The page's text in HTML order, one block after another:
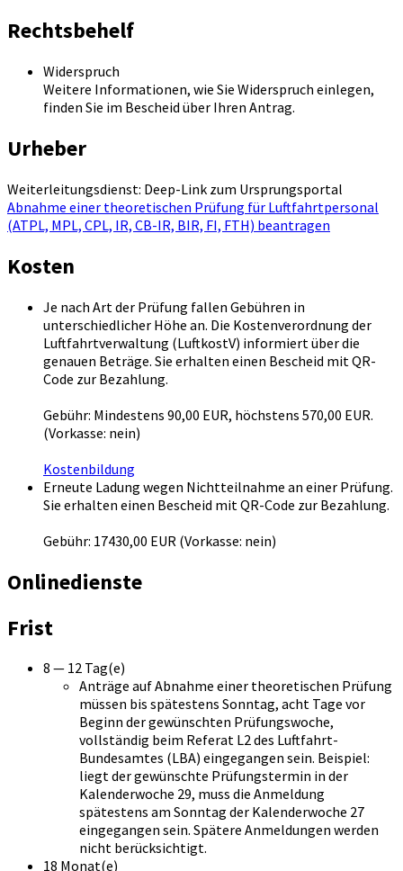
Rechtsbehelf
Widerspruch
Weitere Informationen, wie Sie Widerspruch einlegen,
finden Sie im Bescheid über Ihren Antrag.
Urheber
Weiterleitungsdienst: Deep-Link zum Ursprungsportal
Abnahme einer theoretischen Prüfung für Luftfahrtpersonal
(ATPL, MPL, CPL, IR, CB-IR, BIR, FI, FTH) beantragen
Kosten
Je nach Art der Prüfung fallen Gebühren in
unterschiedlicher Höhe an. Die Kostenverordnung der
Luftfahrtverwaltung (LuftkostV) informiert über die
genauen Beträge. Sie erhalten einen Bescheid mit QR-
Code zur Bezahlung.
Gebühr: Mindestens 90,00 EUR, höchstens 570,00 EUR.
(Vorkasse: nein)
Kostenbildung
Erneute Ladung wegen Nichtteilnahme an einer Prüfung.
Sie erhalten einen Bescheid mit QR-Code zur Bezahlung.
Gebühr: 17430,00 EUR (Vorkasse: nein)
Onlinedienste
Frist
8 — 12 Tag(e)
Anträge auf Abnahme einer theoretischen Prüfung
müssen bis spätestens Sonntag, acht Tage vor
Beginn der gewünschten Prüfungswoche,
vollständig beim Referat L2 des Luftfahrt-
Bundesamtes (LBA) eingegangen sein. Beispiel:
liegt der gewünschte Prüfungstermin in der
Kalenderwoche 29, muss die Anmeldung
spätestens am Sonntag der Kalenderwoche 27
eingegangen sein. Spätere Anmeldungen werden
nicht berücksichtigt.
18 Monat(e)